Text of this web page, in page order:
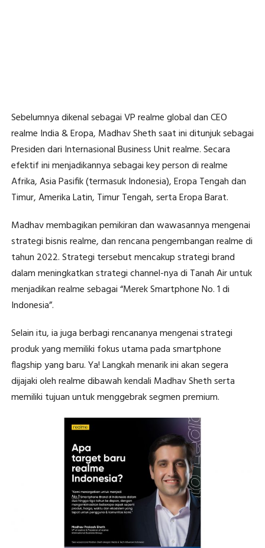
Sebelumnya dikenal sebagai VP realme global dan CEO
realme India & Eropa, Madhav Sheth saat ini ditunjuk sebagai
Presiden dari Internasional Business Unit realme. Secara
efektif ini menjadikannya sebagai key person di realme
Afrika, Asia Pasifik (termasuk Indonesia), Eropa Tengah dan
Timur, Amerika Latin, Timur Tengah, serta Eropa Barat.
Madhav membagikan pemikiran dan wawasannya mengenai
strategi bisnis realme, dan rencana pengembangan realme di
tahun 2022. Strategi tersebut mencakup strategi brand
dalam meningkatkan strategi channel-nya di Tanah Air untuk
menjadikan realme sebagai “Merek Smartphone No. 1 di
Indonesia”.
Selain itu, ia juga berbagi rencananya mengenai strategi
produk yang memiliki fokus utama pada smartphone
flagship yang baru. Ya! Langkah menarik ini akan segera
dijajaki oleh realme dibawah kendali Madhav Sheth serta
memiliki tujuan untuk menggebrak segmen premium.